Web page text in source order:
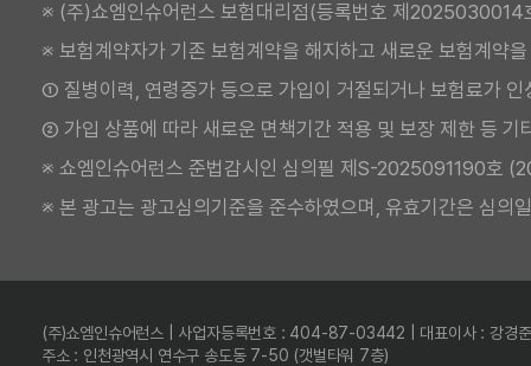
※ (주)쇼엠인슈어런스 보험대리점(등록번호 제2025030014
※ 보험계약자가 기존 보험계약을 해지하고 새로운 보험계약
① 질병이력, 연령증가 등으로 가입이 거절되거나 보험료가 인
② 가입 상품에 따라 새로운 면책기간 적용 및 보장 제한 등 기
※ 쇼엠인슈어런스 준법감시인 심의필 제S-2025091190호
※ 본 광고는 광고심의기준을 준수하였으며, 유효기간은 심의
(주)쇼엠인슈어런스 | 사업자등록번호 : 404-87-03442 | 대표이사 : 강경준
주소 : 인천광역시 연수구 송도동 7-50 (갯벌타워 7층)